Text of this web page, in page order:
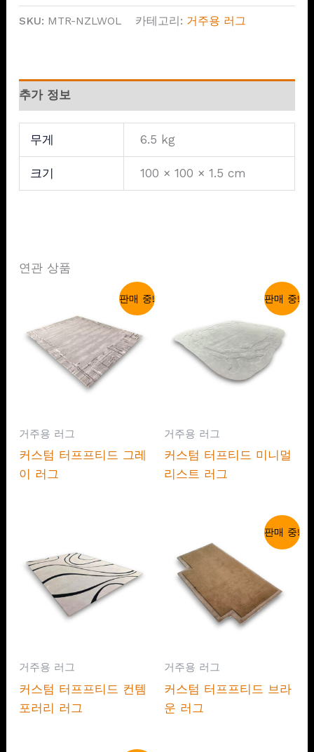
SKU: MTR-NZLWOL 카테고리: 거주용 러그
추가 정보
무게 6.5 kg
크기 100 × 100 × 1.5 cm
연관 상품
판매 중!
거주용 러그
커스텀 터프프티드 그레
이 러그
판매 중!
거주용 러그
커스텀 터프티드 미니멀
리스트 러그
거주용 러그
커스텀 터프프티드 컨템
포러리 러그
판매 중!
거주용 러그
커스텀 터프프티드 브라
운 러그